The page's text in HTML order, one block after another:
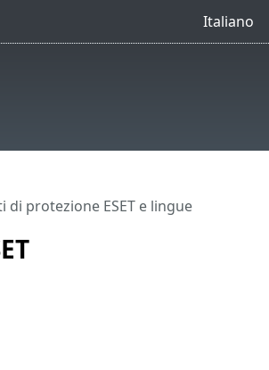
Italiano
protezione ESET e lingue